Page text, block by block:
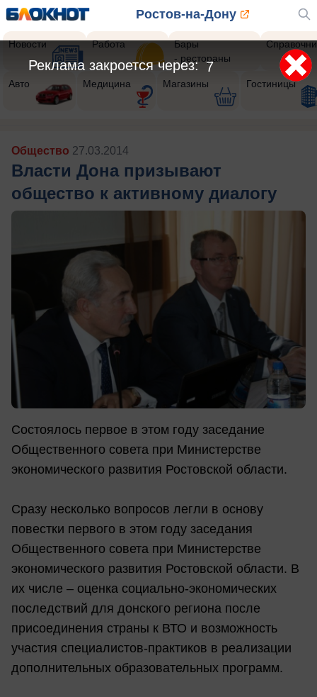
Ростов-на-Дону
Новости Работа
Бары
- рестораны
Авто Медицина Магазины Гостиницы
Общество 27.03.2014
Власти Дона призывают
общество к активному диалогу
Состоялось первое в этом году заседание
Общественного совета при Министерстве
экономического развития Ростовской области.
Сразу несколько вопросов легли в основу
повестки первого в этом году заседания
Общественного совета при Министерстве
экономического развития Ростовской области. В
их числе – оценка социально-экономических
последствий для донского региона после
присоединения страны к ВТО и возможность
участия специалистов-практиков в реализации
дополнительных образовательных программ.
5
Реклама закроется через: